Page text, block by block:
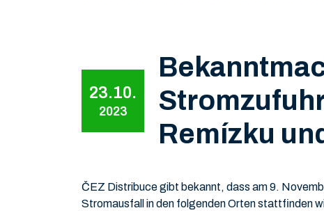
23.10.
2023
Remízku
ČEZ Distribuce gibt bekannt, dass am 9.
Stromausfall in den folgenden Orten stattfinden